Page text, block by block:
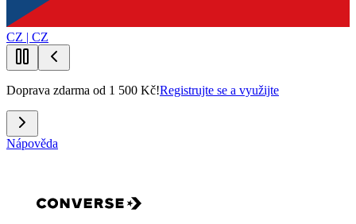
CZ | CZ
Doprava zdarma od 1 500 Kč!Registrujte se a využijte
Nápověda